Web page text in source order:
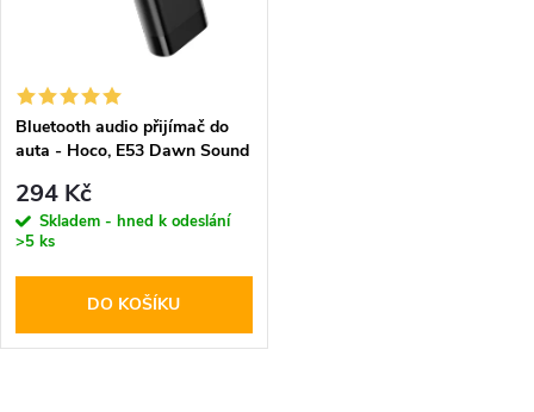
í
p
r
o
d
s
p
r
o
d
Bluetooth audio přijímač do
auta - Hoco, E53 Dawn Sound
294 Kč
Skladem - hned k odeslání
>5 ks
DO KOŠÍKU